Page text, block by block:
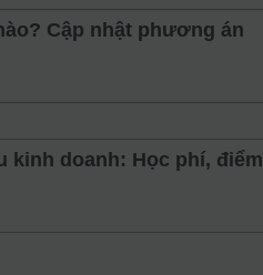
Cập nhật phương án
kinh doanh: Học phí, điểm